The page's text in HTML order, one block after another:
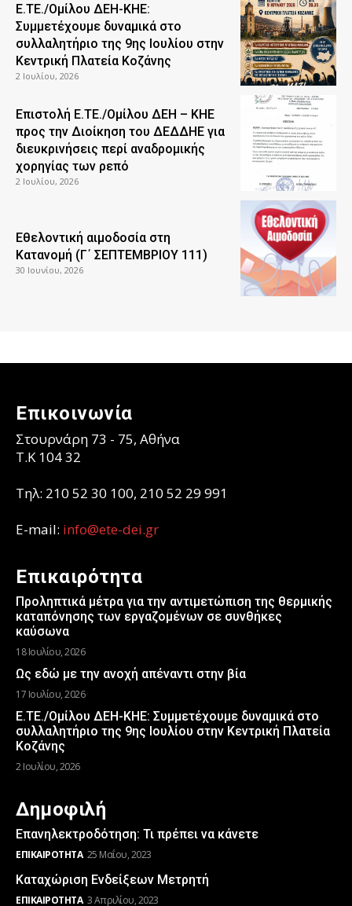
Ε.ΤΕ./Ομίλου ΔΕΗ-ΚΗΕ:
Συμμετέχουμε δυναμικά στο
συλλαλητήριο της 9ης Ιουλίου στην
Κεντρική Πλατεία Κοζάνης
2 Ιουλίου, 2026
Επιστολή Ε.ΤΕ./Ομίλου ΔΕΗ – ΚΗΕ
προς την Διοίκηση του ΔΕΔΔΗΕ για
διευκρινήσεις περί αναδρομικής
χορηγίας των ρεπό
2 Ιουλίου, 2026
Εθελοντική αιμοδοσία στη
Κατανομή (Γ΄ ΣΕΠΤΕΜΒΡΙΟΥ 111)
30 Ιουνίου, 2026
Επικοινωνία
Στουρνάρη 73 - 75, Αθήνα
T.K 104 32
Τηλ: 210 52 30 100, 210 52 29 991
E-mail: info@ete-dei.gr
Επικαιρότητα
Προληπτικά μέτρα για την αντιμετώπιση της θερμικής
καταπόνησης των εργαζομένων σε συνθήκες
καύσωνα
18 Ιουλίου, 2026
Ως εδώ με την ανοχή απέναντι στην βία
17 Ιουλίου, 2026
Ε.ΤΕ./Ομίλου ΔΕΗ-ΚΗΕ: Συμμετέχουμε δυναμικά στο
συλλαλητήριο της 9ης Ιουλίου στην Κεντρική Πλατεία
Κοζάνης
2 Ιουλίου, 2026
Δημοφιλή
Επανηλεκτροδότηση: Τι πρέπει να κάνετε
ΕΠΙΚΑΙΡΌΤΗΤΑ 25 Μαΐου, 2023
Καταχώριση Ενδείξεων Μετρητή
ΕΠΙΚΑΙΡΌΤΗΤΑ 3 Απριλίου, 2023